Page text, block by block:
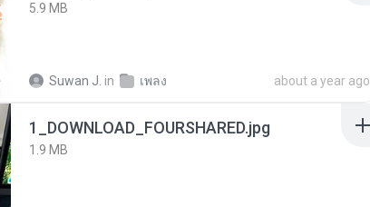
5.9 MB
Suwan J. in เพลง about a year ago
1_DOWNLOAD_FOURSHARED.jpg
1.9 MB